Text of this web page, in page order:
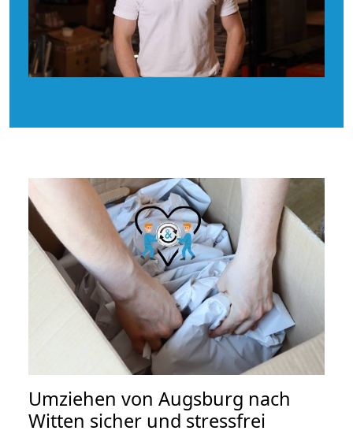
Umziehen von Augsburg nach
Witten sicher und stressfrei